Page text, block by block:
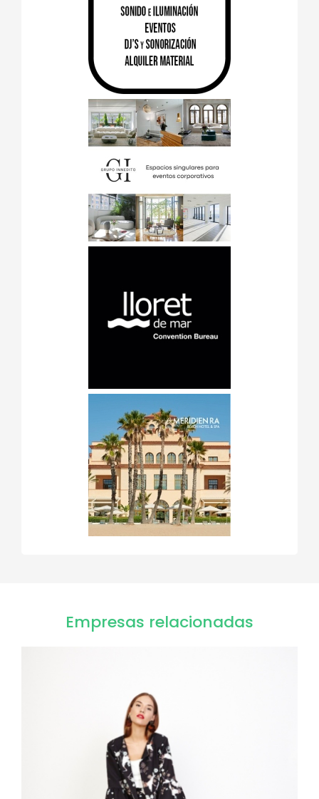
Empresas relacionadas